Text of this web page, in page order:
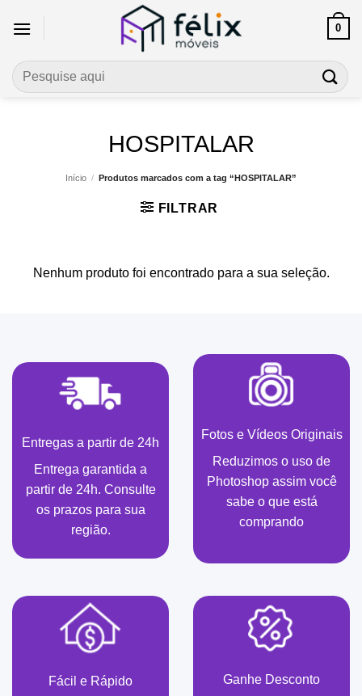
0
Pesquisar
por:
HOSPITALAR
Início / Produtos marcados com a tag “HOSPITALAR”
FILTRAR
Nenhum produto foi encontrado para a sua seleção.
Entregas a partir de 24h
Entrega garantida a
partir de 24h. Consulte
os prazos para sua
região.
Fotos e Vídeos Originais
Reduzimos o uso de
Photoshop assim você
sabe o que está
comprando
Fácil e Rápido
Ganhe Desconto